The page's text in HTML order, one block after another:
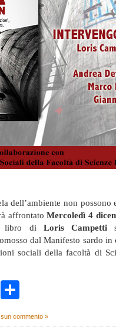
dell’ambiente non possono
affrontatoMercoledì 4
libro di Loris Campetti
dal Manifesto sardo in
sociali della facoltà di
WhatsApp
commento »